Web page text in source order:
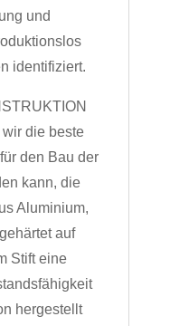
und
identifiziert.
die beste
den Bau der
kann, die
Aluminium,
auf
Stift eine
hergestellt